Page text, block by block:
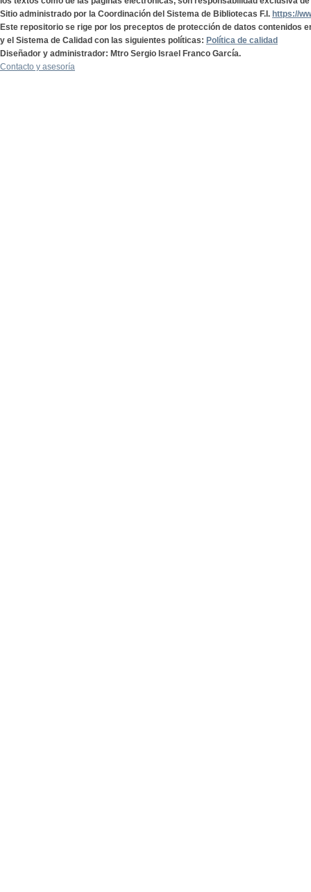
Sitio administrado por la Coordinación del Sistema de Bibliotecas F.I. https://
Este repositorio se rige por los preceptos de protección de datos contenidos
y el Sistema de Calidad con las siguientes políticas: Política de calidad
Diseñador y administrador: Mtro Sergio Israel Franco García.
Contacto y asesoría